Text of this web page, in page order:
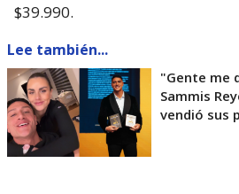
$39.990.
Lee también...
"Gente me
Sammis
vendió sus